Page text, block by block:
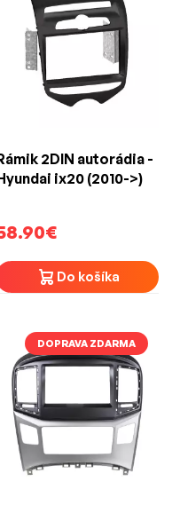
2DIN autorádia -
ix20 (2010->)
Do košíka
DOPRAVA ZDARMA